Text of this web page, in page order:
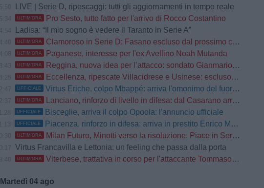
LIVE | Serie D, ripescaggi: tutti gli aggiornamenti in tempo reale
ULTIM'ORA Pro Sesto, tutto fatto per l'arrivo di Rocco Costantino
Ladisa: “Il mio sogno è vedere il Taranto in Serie A”
ULTIM'ORA Clamoroso in Serie D: Fasano escluso dal prossimo campionato
ULTIM'ORA Paganese, interesse per l'ex Avellino Noah Mutanda
ULTIM'ORA Reggina, nuova idea per l’attacco: sondato Gianmario Comi
ULTIM'ORA Eccellenza, ripescate Villacidrese e Usinese: escluso l'Olbia
UFFICIALE Virtus Eriche, colpo Mbappé: arriva l'omonimo del fuoriclasse del Real Madrid
ULTIM'ORA Lanciano, rinforzo di livello in difesa: dal Casarano arriva Alessio Barone
UFFICIALE Bisceglie, arriva il colpo Opoola: l'annuncio ufficiale
UFFICIALE Piacenza, rinforzo in difesa: arriva in prestito Enrico Manzi dal Torino
ULTIM'ORA Milan Futuro, Minotti verso la risoluzione. Piace in Serie C
Virtus Francavilla e Lettonia: un feeling che passa dalla porta
ULTIM'ORA Viterbese, trattativa in corso per l'attaccante Tommaso Busatto
Martedì 04 ago